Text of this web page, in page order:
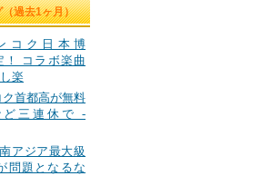
過去1ヶ月）
コク日本博
！ コラボ楽曲
楽
首都高が無料
ど三連休で -
アジア最大級
問題となるな